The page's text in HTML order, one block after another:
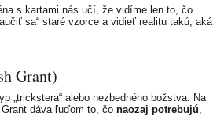
s kartami nás učí, že vidíme len to, čo
sa“ staré vzorce a vidieť realitu takú, aká
Grant)
„trickstera“ alebo nezbedného božstva. Na
dáva ľuďom to, čo naozaj potrebujú,